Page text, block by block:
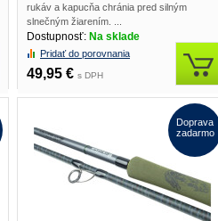
rukáv a kapucňa chránia pred silným
slnečným žiarením. ...
Dostupnosť: Na sklade
Pridať do porovnania
49,95 € s DPH
Doprava
zadarmo